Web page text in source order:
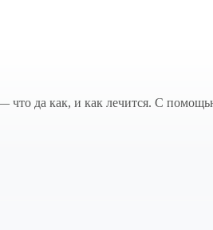
да как, и как лечится. С